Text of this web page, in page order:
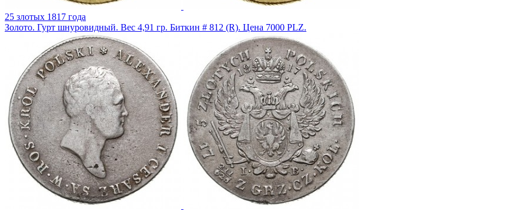
25 злотых 1817 года
Золото. Гурт шнуровидный. Вес 4,91 гр. Биткин # 812 (R). Цена 7000 PLZ.